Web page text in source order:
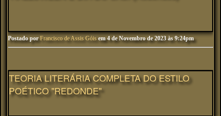
Postado porFrancisco de Assis Góis em 4 de Novembro de 2023 às 9:24pm
TEORIA LITERÁRIA COMPLETA DO ESTILO
POÉTICO "REDONDE"